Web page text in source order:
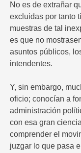
No es de extrañar
excluidas por tanto
muestras de tal
es que no
asuntos públicos,
intendentes.
Y, sin embargo,
oficio; conocían a
administración
con esa gran
comprender el
juzgar lo que pasa